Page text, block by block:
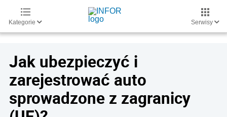
Kategorie Serwisy
Jak ubezpieczyć i
zarejestrować auto
sprowadzone z zagranicy